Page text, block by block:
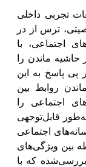
تجربی داخلی
ترس از در
اجتماعی، با
ماندن را
پی پاسخ به این
روابط بین
اجتماعی را
قابل‌توجهی
اجتماعی
بین ویژگی‌های
که با